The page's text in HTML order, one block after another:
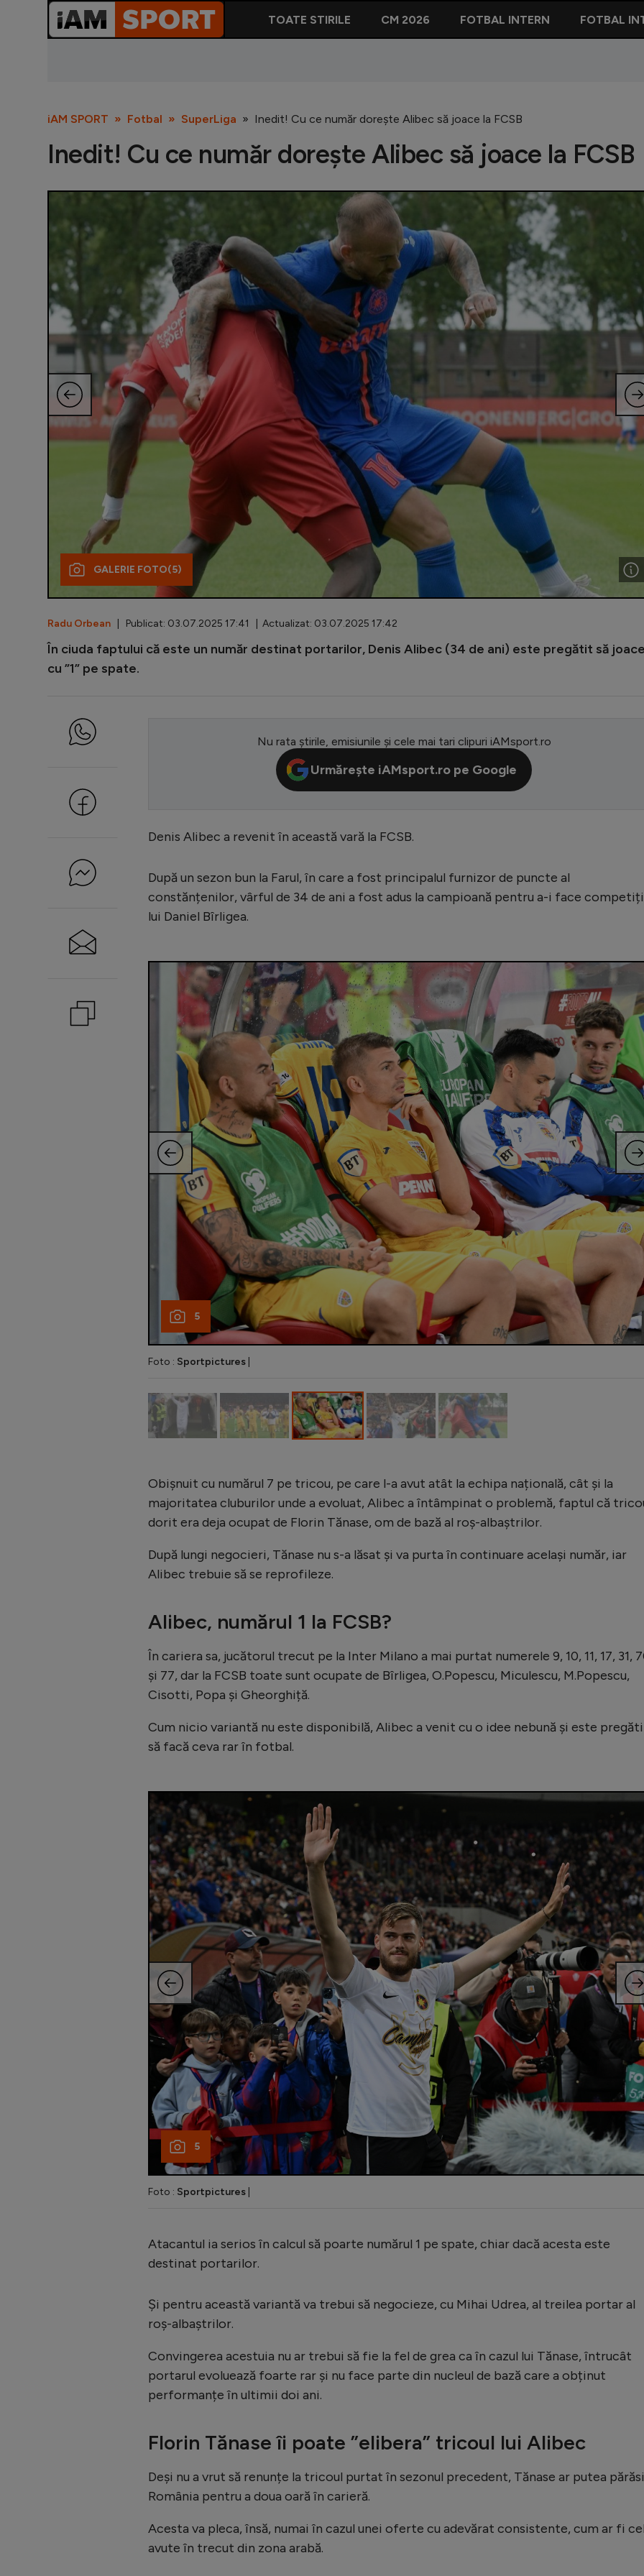
TOATE STIRILE CM 2026 FOTBAL INTERN FOTBAL
iAM SPORT Fotbal SuperLiga Inedit! Cu ce număr dorește Alibec să joace la FCSB
Inedit! Cu ce număr dorește Alibec să joace la FCSB
GALERIE FOTO(5)
Radu Orbean | Publicat: 03.07.2025 17:41 | Actualizat: 03.07.2025 17:42
În ciuda faptului că este un număr destinat portarilor, Denis Alibec (34 de ani) este pregătit să
cu ”1” pe spate.
Nu rata știrile, emisiunile și cele mai tari clipuri iAMsport.ro
Urmărește iAMsport.ro pe Google
Denis Alibec a revenit în această vară la FCSB.
După un sezon bun la Farul, în care a fost principalul furnizor de puncte al
constănțenilor, vârful de 34 de ani a fost adus la campioană pentru a-i face
lui Daniel Bîrligea.
5
Foto : Sportpictures
Obișnuit cu numărul 7 pe tricou, pe care l-a avut atât la echipa națională, cât și la
majoritatea cluburilor unde a evoluat, Alibec a întâmpinat o problemă, faptul că
dorit era deja ocupat de Florin Tănase, om de bază al roș-albaștrilor.
După lungi negocieri, Tănase nu s-a lăsat și va purta în continuare același număr, iar
Alibec trebuie să se reprofileze.
Alibec, numărul 1 la FCSB?
În cariera sa, jucătorul trecut pe la Inter Milano a mai purtat numerele 9, 10, 11, 17, 31,
și 77, dar la FCSB toate sunt ocupate de Bîrligea, O.Popescu, Miculescu, M.Popescu,
Cisotti, Popa și Gheorghiță.
Cum nicio variantă nu este disponibilă, Alibec a venit cu o idee nebună și este
să facă ceva rar în fotbal.
5
Foto : Sportpictures
Atacantul ia serios în calcul să poarte numărul 1 pe spate, chiar dacă acesta este
destinat portarilor.
Și pentru această variantă va trebui să negocieze, cu Mihai Udrea, al treilea portar al
roș-albaștrilor.
Convingerea acestuia nu ar trebui să fie la fel de grea ca în cazul lui Tănase, întrucât
portarul evoluează foarte rar și nu face parte din nucleul de bază care a obținut
performanțe în ultimii doi ani.
Florin Tănase îi poate ”elibera” tricoul lui Alibec
Deși nu a vrut să renunțe la tricoul purtat în sezonul precedent, Tănase ar putea părăsi
România pentru a doua oară în carieră.
Acesta va pleca, însă, numai în cazul unei oferte cu adevărat consistente, cum ar fi
avute în trecut din zona arabă.